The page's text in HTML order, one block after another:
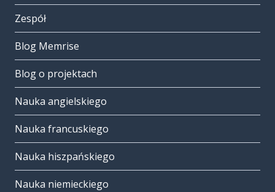
Zespół
Blog Memrise
Blog o projektach
Nauka angielskiego
Nauka francuskiego
Nauka hiszpańskiego
Nauka niemieckiego